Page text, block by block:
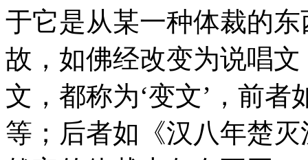
于它是从某一种体裁的
故，如佛经改变为说唱
文，都称为‘变文’，前
等；后者如《汉八年楚